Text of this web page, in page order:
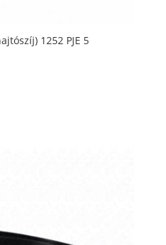
1252 PJE 5